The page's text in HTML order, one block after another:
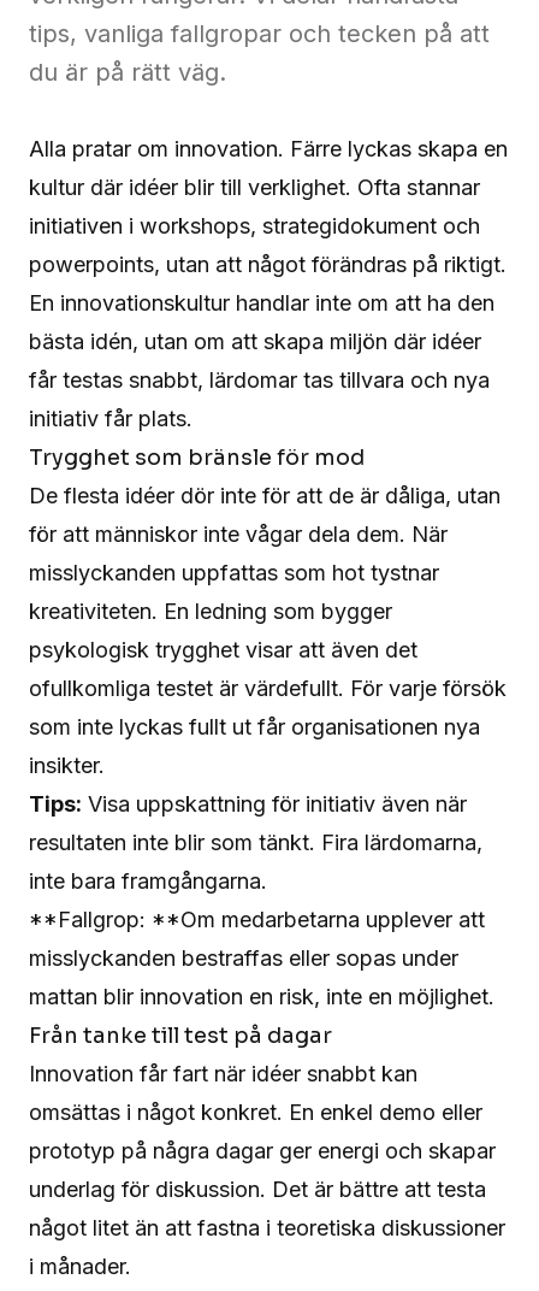
Fae
Kontakt
Kontakta
tips, vanliga fallgropar och tecken på att
du är på rätt väg.
Alla pratar om innovation. Färre lyckas skapa en
kultur där idéer blir till verklighet. Ofta stannar
initiativen i workshops, strategidokument och
powerpoints, utan att något förändras på riktigt.
En innovationskultur handlar inte om att ha den
bästa idén, utan om att skapa miljön där idéer
får testas snabbt, lärdomar tas tillvara och nya
initiativ får plats.
Trygghet som bränsle för mod
De flesta idéer dör inte för att de är dåliga, utan
för att människor inte vågar dela dem. När
misslyckanden uppfattas som hot tystnar
kreativiteten. En ledning som bygger
psykologisk trygghet visar att även det
ofullkomliga testet är värdefullt. För varje försök
som inte lyckas fullt ut får organisationen nya
insikter.
Tips: Visa uppskattning för initiativ även när
resultaten inte blir som tänkt. Fira lärdomarna,
inte bara framgångarna.
**Fallgrop: **Om medarbetarna upplever att
misslyckanden bestraffas eller sopas under
mattan blir innovation en risk, inte en möjlighet.
Från tanke till test på dagar
Innovation får fart när idéer snabbt kan
omsättas i något konkret. En enkel demo eller
prototyp på några dagar ger energi och skapar
underlag för diskussion. Det är bättre att testa
något litet än att fastna i teoretiska diskussioner
i månader.